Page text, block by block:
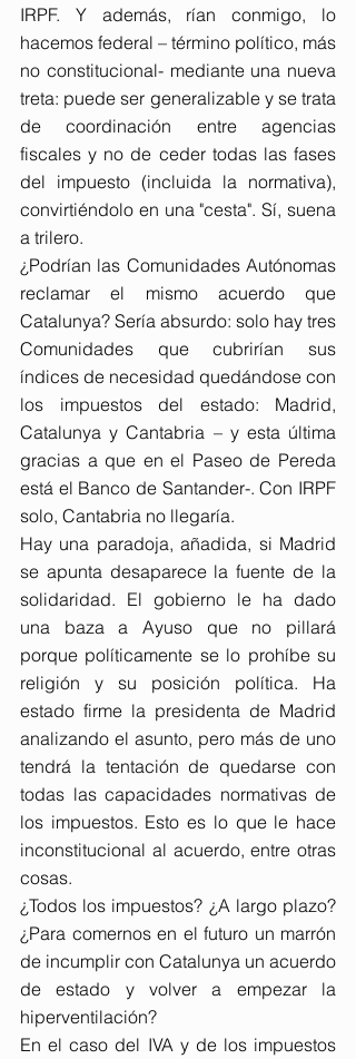
IRPF. Y además, rían conmigo, lo
hacemos federal – término político, más
no constitucional- mediante una nueva
treta: puede ser generalizable y se trata
de coordinación entre agencias
fiscales y no de ceder todas las fases
del impuesto (incluida la normativa),
convirtiéndolo en una "cesta". Sí, suena
a trilero.
¿Podrían las Comunidades Autónomas
reclamar el mismo acuerdo que
Catalunya? Sería absurdo: solo hay tres
Comunidades que cubrirían sus
índices de necesidad quedándose con
los impuestos del estado: Madrid,
Catalunya y Cantabria – y esta última
gracias a que en el Paseo de Pereda
está el Banco de Santander-. Con IRPF
solo, Cantabria no llegaría.
Hay una paradoja, añadida, si Madrid
se apunta desaparece la fuente de la
solidaridad. El gobierno le ha dado
una baza a Ayuso que no pillará
porque políticamente se lo prohíbe su
religión y su posición política. Ha
estado firme la presidenta de Madrid
analizando el asunto, pero más de uno
tendrá la tentación de quedarse con
todas las capacidades normativas de
los impuestos. Esto es lo que le hace
inconstitucional al acuerdo, entre otras
cosas.
¿Todos los impuestos? ¿A largo plazo?
¿Para comernos en el futuro un marrón
de incumplir con Catalunya un acuerdo
de estado y volver a empezar la
hiperventilación?
En el caso del IVA y de los impuestos